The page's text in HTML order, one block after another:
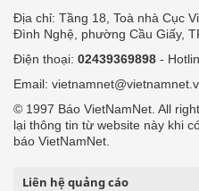
Địa chỉ: Tầng 18, Toà nhà Cục
Đình Nghệ, phường Cầu Giấy,
Điện thoại: 02439369898 -
Email:
© 1997 Báo VietNamNet. All
lại thông tin từ website này khi
báo VietNamNet.
Liên hệ quảng cáo